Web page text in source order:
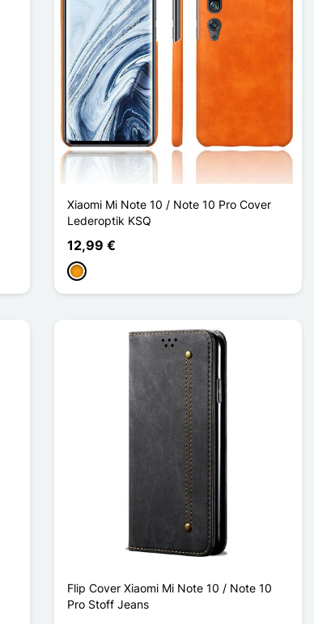
Xiaomi Mi Note 10 / Note 10 Pro Cover
Lederoptik KSQ
12,99 €
Orange
Flip Cover Xiaomi Mi Note 10 / Note 10
Pro Stoff Jeans